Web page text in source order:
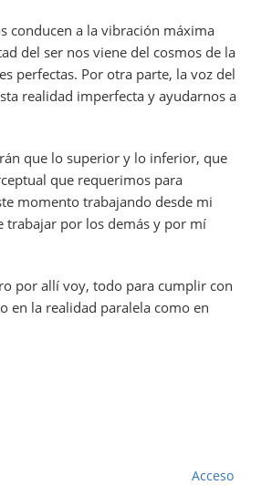
conducen a la vibración máxima
del ser nos viene del cosmos de la
perfectas. Por otra parte, la voz del
realidad imperfecta y ayudarnos a
que lo superior y lo inferior, que
que requerimos para
momento trabajando desde mi
trabajar por los demás y por mí
por allí voy, todo para cumplir con
en la realidad paralela como en
Acceso